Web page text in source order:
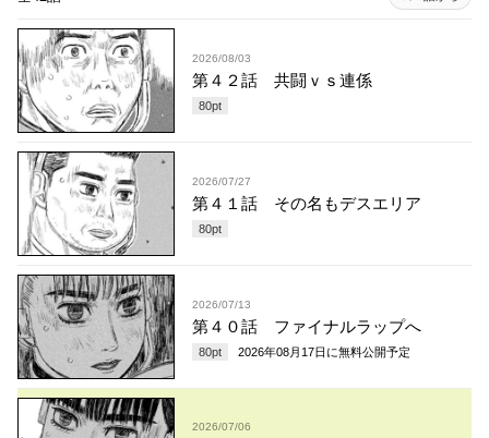
2026/08/03
第４２話 共闘ｖｓ連係
80pt
2026/07/27
第４１話 その名もデスエリア
80pt
2026/07/13
第４０話 ファイナルラップへ
80pt 2026年08月17日 に無料公開予定
2026/07/06